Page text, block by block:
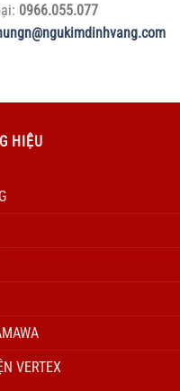
0966.055.077
HIỆU
VERTEX